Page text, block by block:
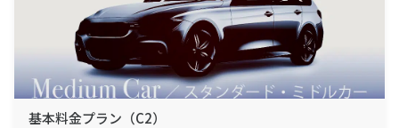
基本料金プラン（C2）